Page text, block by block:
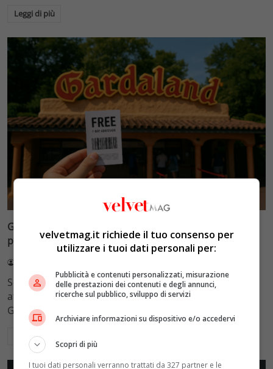
Leggi di più
Gardaland gratis 2026: le 5 vie legali per entrare senza
pagare
Scopri come visitare Gardaland gratis nel 2026
attraverso concorsi, promozioni ufficiali e convenzioni.
Guida alle modalità legali senza truffe.
Leggi di più
velvetmag.it richiede il tuo consenso per
utilizzare i tuoi dati personali per:
Pubblicità e contenuti personalizzati, misurazione
delle prestazioni dei contenuti e degli annunci,
ricerche sul pubblico, sviluppo di servizi
Archiviare informazioni su dispositivo e/o accedervi
Scopri di più
I tuoi dati personali verranno trattati da 327 partner e le